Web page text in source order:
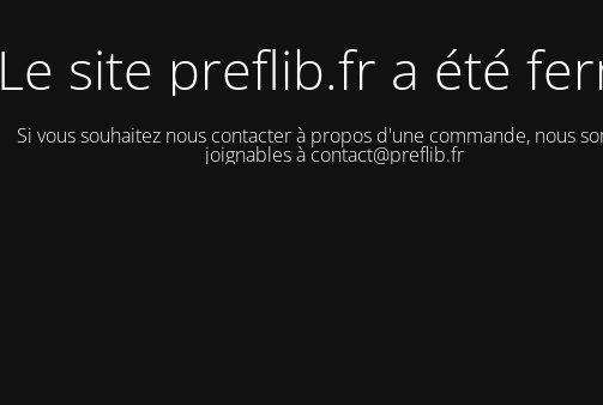
Le site preflib.fr a été
Si vous souhaitez nous contacter à propos d'une commande, nous
joignables à contact@preflib.fr